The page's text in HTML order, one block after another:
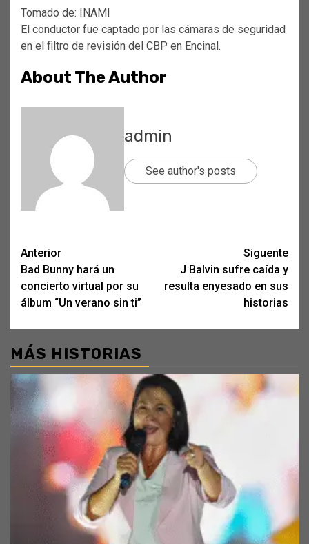
Tomado de: INAMI
El conductor fue captado por las cámaras de seguridad
en el filtro de revisión del CBP en Encinal.
About The Author
admin
See author's posts
Post
navigation
Anterior
Bad Bunny hará un
concierto virtual por su
álbum “Un verano sin ti”
Siguente
J Balvin sufre caída y
resulta enyesado en sus
historias
MÁS HISTORIAS